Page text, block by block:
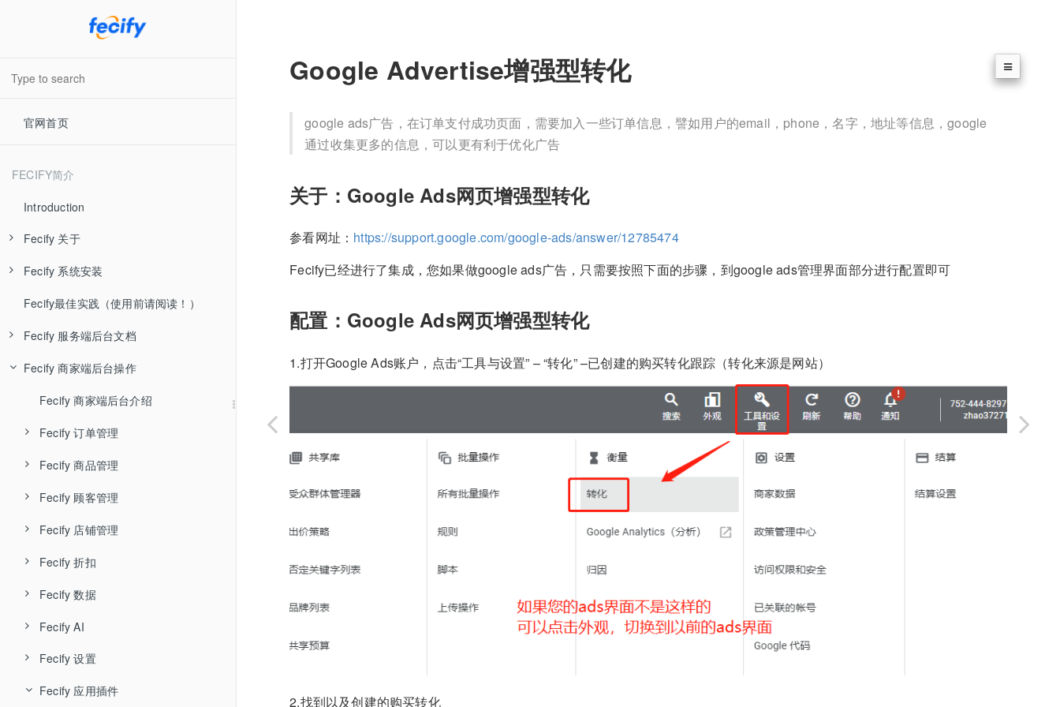
官网首页
FECIFY简介
Introduction
Fecify 关于
Fecify 系统介绍
Fecify 视频教学
Fecify 最新发布
Fecify AI知识库
Fecify 系统安装
Fecify 准备工作
Fecify 环境配置-手动
Fecify 环境配置-宝塔
Fecify 系统安装
Fecify系统自启动配置
Fecify ssl
Fecify 宝塔中如何开启下载器
Fecify 安装，升级问题
Fecify最佳实践（使用前请阅读！）
Fecify 服务端后台文档
Fecify 用户管理
Fecify 店铺管理
Fecify 应用管理
Fecify 升级授权
Fecify 系统设置
Fecify 店铺防关联
Fecify 账户体系
Fecify 商家端后台操作
Fecify 商家端后台介绍
Fecify 订单管理
Fecify 待处理订单
Fecify 待处理订单列表和导出
Fecify 订单取消
Fecify 订单发货
Fecify 订单收货
Fecify 发起订单售后
Fecify 未完成订单
Fecify 未完成订单列表
Fecify 订单召回邮件
Fecify 售后订单
Fecify 售后-退款退货
Fecify 商品管理
Fecify 商品管理
Fecify 商品专辑
Fecify 商品回收站
Fecify 商品导入导出
Fecify 顾客管理
Fecify 顾客列表
Fecify 顾客留言
Fecify 店铺管理
Fecify 店铺主题装修
Fecify 店铺装修详细
Fecify 菜单导航
Fecify 自定义页面
Fecify URL重定向
Fecify 折扣
Fecify 优惠券
Fecify 数据
Fecify 订单分析
Fecify 商品分析
Fecify 顾客统计
Fecify AI
Fecify AI智能体
Fecify 网站体检
Fecify 设置
Fecify 基础设置
Fecify 应用插件
Google Advertise增强型转化
google ads广告，在订单支付成功页面，需要加入一些订单信息，譬如用户的email，phone，名字，地址等信息，google
通过收集更多的信息，可以更有利于优化广告
关于：Google Ads网页增强型转化
参看网址： https://support.google.com/google-ads/answer/12785474
Fecify已经进行了集成，您如果做google ads广告，只需要按照下面的步骤，到google ads管理界面部分进行配置即可
配置：Google Ads网页增强型转化
1.打开Google Ads账户，点击“工具与设置” – “转化” –已创建的购买转化跟踪（转化来源是网站）
2.找到以及创建的购买转化